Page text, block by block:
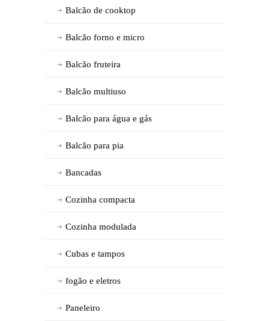
Balcão de cooktop
Balcão forno e micro
Balcão fruteira
Balcão multiuso
Balcão para água e gás
Balcão para pia
Bancadas
Cozinha compacta
Cozinha modulada
Cubas e tampos
fogão e eletros
Paneleiro